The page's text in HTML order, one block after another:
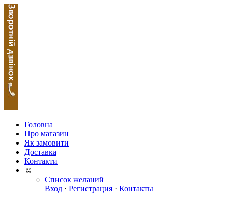
Головна
Про магазин
Як замовити
Доставка
Контакти
☺
Список желаний
Вход · Регистрация · Контакты